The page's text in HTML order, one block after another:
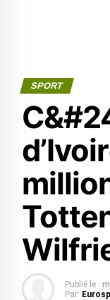
SPORT
Publié le :
Par: